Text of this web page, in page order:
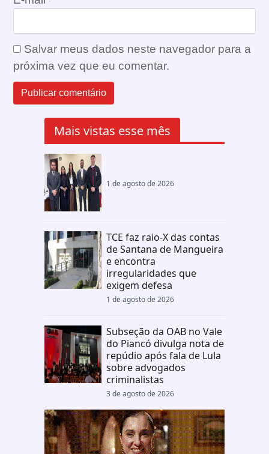
Salvar meus dados neste navegador para a
próxima vez que eu comentar.
Mais vistas esse mês
1 de agosto de 2026
TCE faz raio-X das contas
de Santana de Mangueira
e encontra
irregularidades que
exigem defesa
1 de agosto de 2026
Subseção da OAB no Vale
do Piancó divulga nota de
repúdio após fala de Lula
sobre advogados
criminalistas
3 de agosto de 2026